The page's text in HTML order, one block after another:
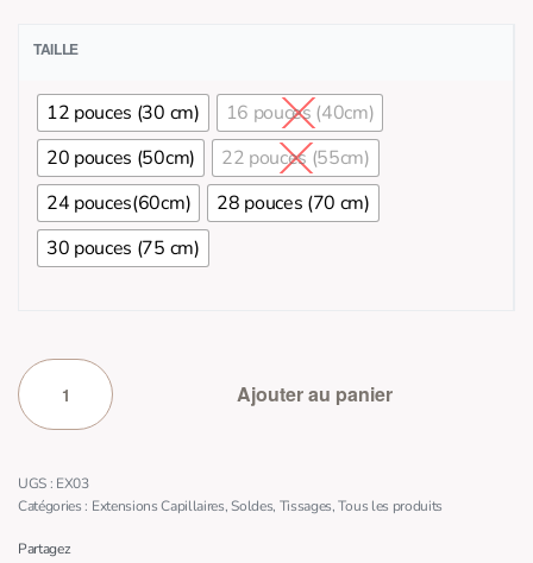
TAILLE
12 pouces (30 cm)
16 pouces (40cm)
20 pouces (50cm)
22 pouces (55cm)
24 pouces(60cm)
28 pouces (70 cm)
30 pouces (75 cm)
Ajouter au panier
EX03
Catégories : Extensions Capillaires,Soldes, Tissages,Tous les produits
Partagez